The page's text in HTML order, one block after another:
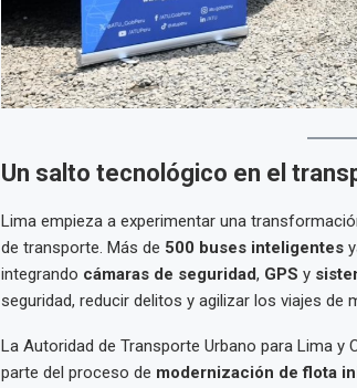
Un salto tecnológico en el
Lima empieza a experimentar una
de transporte. Más de 500 buses inteligentes
integrando cámaras de seguridad, GPS y
seguridad, reducir delitos y agilizar los viajes de
La Autoridad de Transporte Urbano para Lima y
parte del proceso de modernización de flota